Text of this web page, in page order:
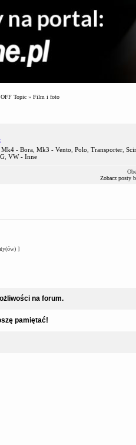
OFF Topic » Film i foto
Mk4 - Bora Mk3 - Vento Polo Transporter
VW - Inne
Zobacz posty
]
na forum.
pamiętać!